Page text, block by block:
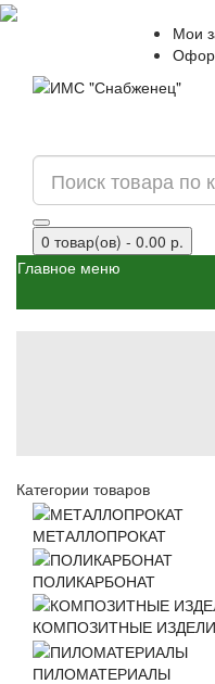
Мои
0 товар(ов) - 0.00 р.
Главное меню
Категории товаров
МЕТАЛЛОПРОКАТ
ПОЛИКАРБОНАТ
КОМПОЗИТНЫЕ
ПИЛОМАТЕРИАЛЫ